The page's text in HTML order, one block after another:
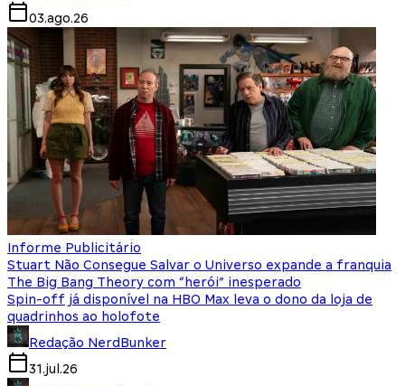
03.ago.26
Informe Publicitário
Stuart Não Consegue Salvar o Universo expande a franquia
The Big Bang Theory com “herói” inesperado
Spin-off já disponível na HBO Max leva o dono da loja de
quadrinhos ao holofote
Redação NerdBunker
31.jul.26